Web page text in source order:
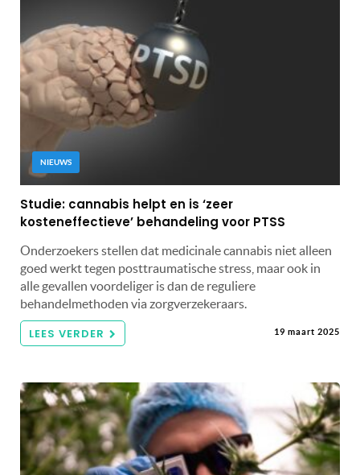
NIEUWS
Studie: cannabis helpt en is ‘zeer
kosteneffectieve’ behandeling voor PTSS
Onderzoekers stellen dat medicinale cannabis niet alleen
goed werkt tegen posttraumatische stress, maar ook in
alle gevallen voordeliger is dan de reguliere
behandelmethoden via zorgverzekeraars.
LEES VERDER 19 maart 2025